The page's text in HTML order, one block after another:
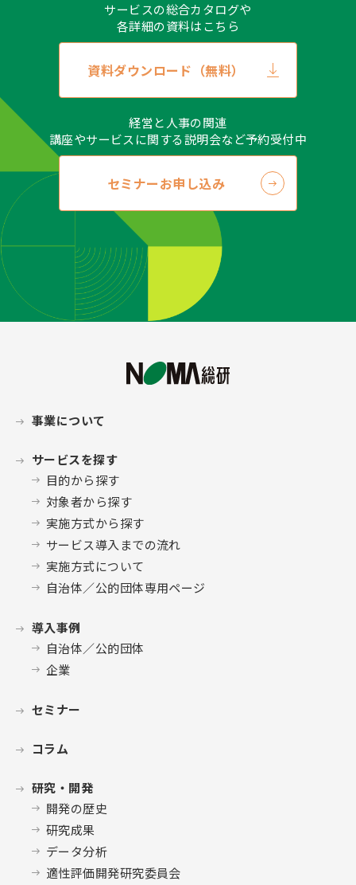
サービスの総合カタログや
各詳細の資料はこちら
資料ダウンロード（無料）
経営と人事の関連
講座やサービスに関する説明会など予約受付中
セミナーお申し込み
事業について
サービスを探す
目的から探す
対象者から探す
実施方式から探す
サービス導入までの流れ
実施方式について
自治体／公的団体専用ページ
導入事例
自治体／公的団体
企業
セミナー
コラム
研究・開発
開発の歴史
研究成果
データ分析
適性評価開発研究委員会